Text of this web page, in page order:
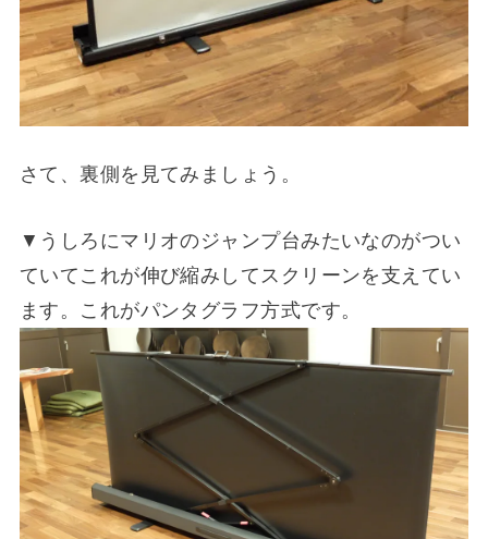
さて、裏側を見てみましょう。
▼うしろにマリオのジャンプ台みたいなのがつい
ていてこれが伸び縮みしてスクリーンを支えてい
ます。これがパンタグラフ方式です。